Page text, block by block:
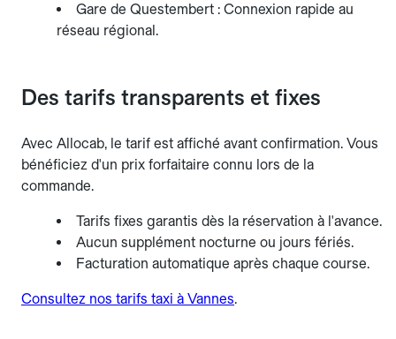
Gare de Questembert : Connexion rapide au
réseau régional.
Des tarifs transparents et fixes
Avec Allocab, le tarif est affiché avant confirmation. Vous
bénéficiez d'un prix forfaitaire connu lors de la
commande.
Tarifs fixes garantis dès la réservation à l'avance.
Aucun supplément nocturne ou jours fériés.
Facturation automatique après chaque course.
Consultez nos tarifs taxi à Vannes.